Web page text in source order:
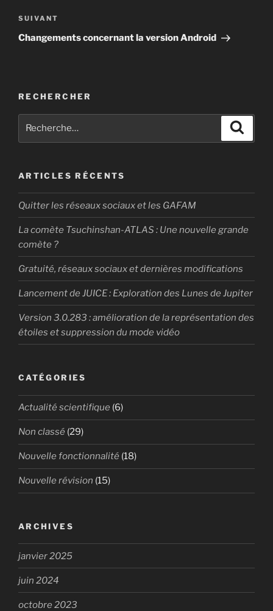
Article
suivant
SUIVANT
Changements concernant la version Android
RECHERCHER
ARTICLES RÉCENTS
Quitter les réseaux sociaux et les GAFAM
La comète Tsuchinshan-ATLAS : Une nouvelle grande
comète ?
Gratuité, réseaux sociaux et dernières modifications
Lancement de JUICE : Exploration des Lunes de Jupiter
Version 3.0.283 : amélioration de la représentation des
étoiles et suppression du mode vidéo
CATÉGORIES
Actualité scientifique (6)
Non classé (29)
Nouvelle fonctionnalité (18)
Nouvelle révision (15)
ARCHIVES
janvier 2025
juin 2024
octobre 2023